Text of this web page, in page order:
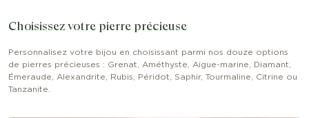
Choisissez votre pierre précieuse
Personnalisez votre bijou en choisissant parmi nos douze options
de pierres précieuses : Grenat, Améthyste, Aigue-marine, Diamant,
Émeraude, Alexandrite, Rubis, Péridot, Saphir, Tourmaline, Citrine ou
Tanzanite.